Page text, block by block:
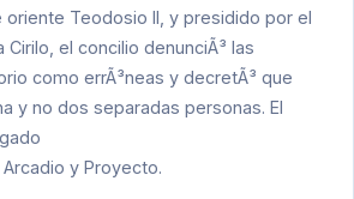
oriente Teodosio II , y presidido por el
Cirilo , el concilio denunciÃ³ las
como errÃ³neas y decretÃ³ que
y no dos separadas personas. El
Arcadio y Proyecto.